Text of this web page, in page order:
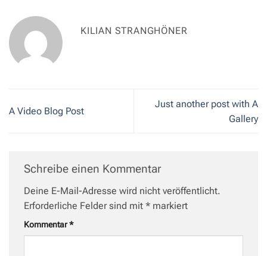
KILIAN STRANGHÖNER
A Video Blog Post
Just another post with A
Gallery
Schreibe einen Kommentar
Deine E-Mail-Adresse wird nicht veröffentlicht.
Erforderliche Felder sind mit * markiert
Kommentar*